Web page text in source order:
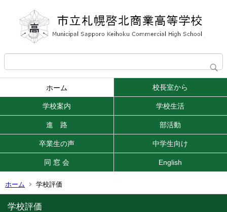
ホーム 校長室から
学校案内 学校生活
進 路 部活動
卒業生の声 中学生向け
同 窓 会 English
ホーム 学校評価
学校評価